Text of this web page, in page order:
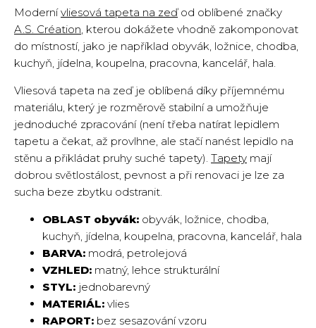
Modernívliesová tapeta na zeďod oblíbené značky
A.S. Création, kterou dokážete vhodně zakomponovat
do místností, jako je například obyvák, ložnice, chodba,
kuchyň, jídelna, koupelna, pracovna, kancelář, hala.
Vliesová tapeta na zeď je oblíbená díky příjemnému
materiálu, který je rozměrově stabilní a umožňuje
jednoduché zpracování (není třeba natírat lepidlem
tapetu a čekat, až provlhne, ale stačí nanést lepidlo na
stěnu a přikládat pruhy suché tapety). Tapety mají
dobrou světlostálost, pevnost a při renovaci je lze za
sucha beze zbytku odstranit.
OBLAST obyvák: obyvák, ložnice, chodba,
kuchyň, jídelna, koupelna, pracovna, kancelář, hala
BARVA: modrá, petrolejová
VZHLED: matný, lehce strukturální
STYL: jednobarevný
MATERIÁL: vlies
RAPORT: bez sesazování vzoru